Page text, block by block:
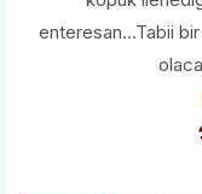
enteresan...Tabii bir